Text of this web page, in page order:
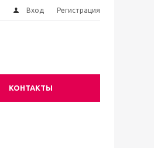
Вход Регистрация
КОНТАКТЫ